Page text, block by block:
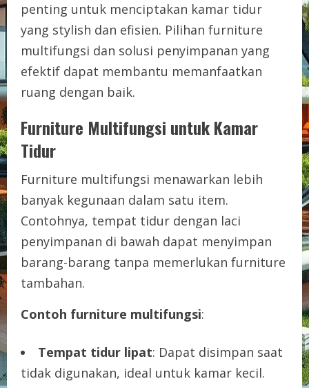
penting untuk menciptakan kamar tidur
yang stylish dan efisien. Pilihan furniture
multifungsi dan solusi penyimpanan yang
efektif dapat membantu memanfaatkan
ruang dengan baik.
Furniture Multifungsi untuk Kamar
Tidur
Furniture multifungsi menawarkan lebih
banyak kegunaan dalam satu item.
Contohnya, tempat tidur dengan laci
penyimpanan di bawah dapat menyimpan
barang-barang tanpa memerlukan furniture
tambahan.
Contoh furniture multifungsi:
Tempat tidur lipat: Dapat disimpan saat
tidak digunakan, ideal untuk kamar kecil.